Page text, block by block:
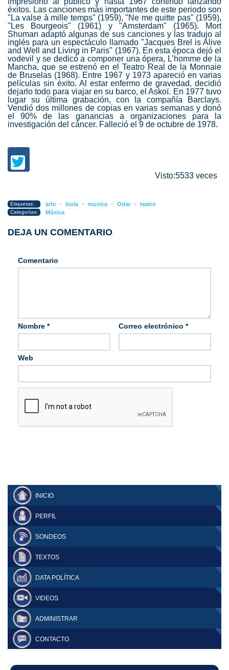
éxitos. Las canciones más importantes de este periodo son
"La valse à mille temps" (1959), "Ne me quitte pas" (1959),
"Les Bourgeois" (1961) y "Amsterdam" (1965). Mort
Shuman adaptó algunas de sus canciones y las tradujo al
inglés para un espectáculo llamado "Jacques Brel is Alive
and Well and Living in Paris" (1967). En esta época dejó el
vodevil y se dedicó a componer una ópera, L’homme de la
Mancha, que se estrenó en el Teatro Real de la Monnaie
de Bruselas (1968). Entre 1967 y 1973 apareció en varias
películas sin éxito. Al estar enfermo de gravedad, decidió
dejarlo todo para viajar en su barco, el Askoï. En 1977 tuvo
lugar su última grabación, con la compañía Barclays.
Vendió dos millones de copias en varias semanas y donó
el 90% de las ganancias a organizaciones para la
investigación del cáncer. Falleció el 9 de octubre de 1978.
Visto:5533 veces
Etiquetas: arte - Isola - musica - Odar - teatro
Categorías: Música
DEJA UN COMENTARIO
Comentario
Nombre * Correo electrónico *
Web
INICIO
PERFIL
SONDEOS
TEXTOS
DATA POLÍTICA
VIDEOS
ADMINISTRAR
CONTACTO